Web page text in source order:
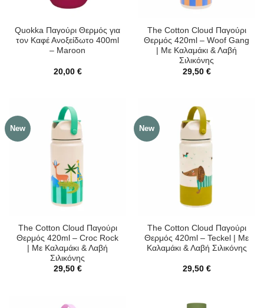
Quokka Παγούρι Θερμός για
τον Καφέ Ανοξείδωτο 400ml
– Maroon
20,00 €
The Cotton Cloud Παγούρι
Θερμός 420ml – Woof Gang
| Με Καλαμάκι & Λαβή
Σιλικόνης
29,50 €
New
The Cotton Cloud Παγούρι
Θερμός 420ml – Croc Rock
| Με Καλαμάκι & Λαβή
Σιλικόνης
29,50 €
New
The Cotton Cloud Παγούρι
Θερμός 420ml – Teckel | Με
Καλαμάκι & Λαβή Σιλικόνης
29,50 €